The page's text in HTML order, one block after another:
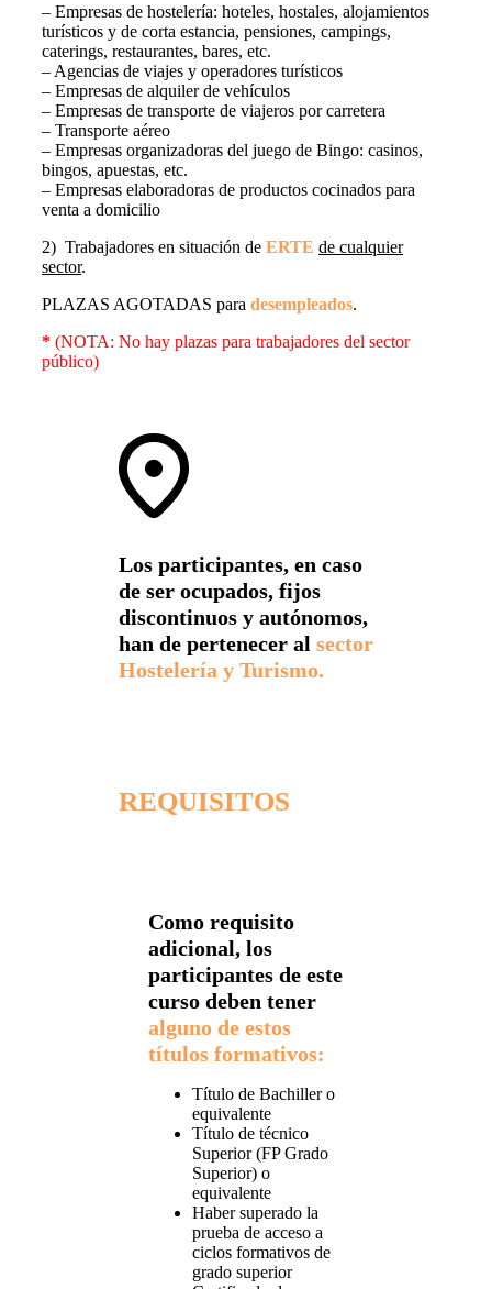
– Empresas de hostelería: hoteles, hostales, alojamientos
turísticos y de corta estancia, pensiones, campings,
caterings, restaurantes, bares, etc.
– Agencias de viajes y operadores turísticos
– Empresas de alquiler de vehículos
– Empresas de transporte de viajeros por carretera
– Transporte aéreo
– Empresas organizadoras del juego de Bingo: casinos,
bingos, apuestas, etc.
– Empresas elaboradoras de productos cocinados para
venta a domicilio
2) Trabajadores en situación de ERTE de cualquier
sector.
PLAZAS AGOTADAS para desempleados.
* (NOTA: No hay plazas para trabajadores del sector
público)
Los participantes, en caso
de ser ocupados, fijos
discontinuos y autónomos,
han de pertenecer al sector
Hostelería y Turismo.
REQUISITOS
Como requisito
adicional, los
participantes de este
curso deben tener
alguno de estos
títulos formativos:
Título de Bachiller o
equivalente
Título de técnico
Superior (FP Grado
Superior) o
equivalente
Haber superado la
prueba de acceso a
ciclos formativos de
grado superior